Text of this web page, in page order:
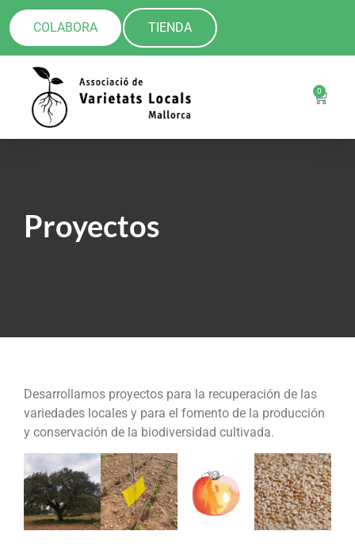
COLABORA TIENDA
0
Proyectos
Desarrollamos proyectos para la recuperación de las
variedades locales y para el fomento de la producción
y conservación de la biodiversidad cultivada.